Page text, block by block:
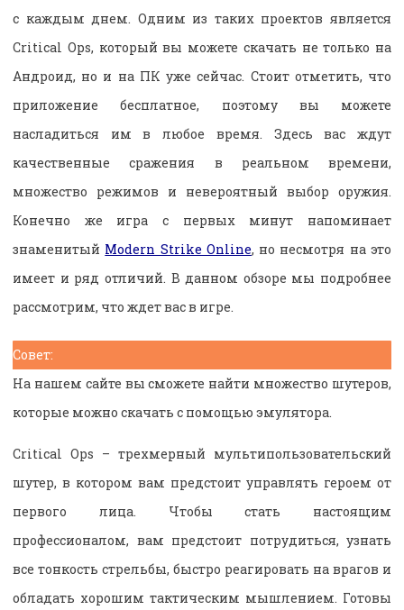
с каждым днем. Одним из таких проектов является
Critical Ops, который вы можете скачать не только на
Андроид, но и на ПК уже сейчас. Стоит отметить, что
приложение бесплатное, поэтому вы можете
насладиться им в любое время. Здесь вас ждут
качественные сражения в реальном времени,
множество режимов и невероятный выбор оружия.
Конечно же игра с первых минут напоминает
знаменитый Modern Strike Online, но несмотря на это
имеет и ряд отличий. В данном обзоре мы подробнее
рассмотрим, что ждет вас в игре.
Совет:
На нашем сайте вы сможете найти множество шутеров,
которые можно скачать с помощью эмулятора.
Critical Ops – трехмерный мультипользовательский
шутер, в котором вам предстоит управлять героем от
первого лица. Чтобы стать настоящим
профессионалом, вам предстоит потрудиться, узнать
все тонкость стрельбы, быстро реагировать на врагов и
обладать хорошим тактическим мышлением. Готовы